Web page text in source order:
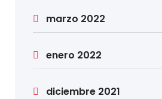
marzo 2022
enero 2022
diciembre 2021